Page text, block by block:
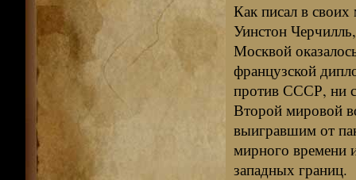
Как писал в
Уинстон
Москвой
французской
против СССР, ни
Второй мировой
выигравшим от
мирного времени
западных границ.